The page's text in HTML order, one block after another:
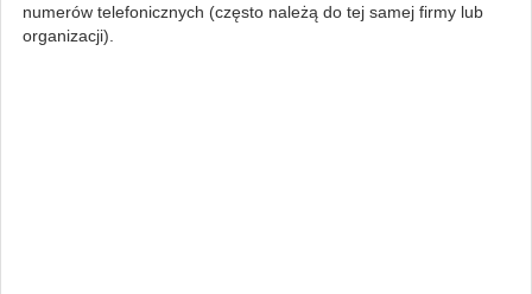
numerów telefonicznych (często należą do tej samej firmy lub
organizacji).